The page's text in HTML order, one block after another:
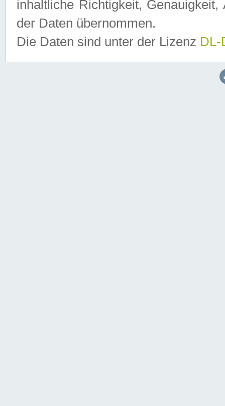
inhaltliche Richtigkeit,
der Daten übernommen.
Die Daten sind unter der Lizenz